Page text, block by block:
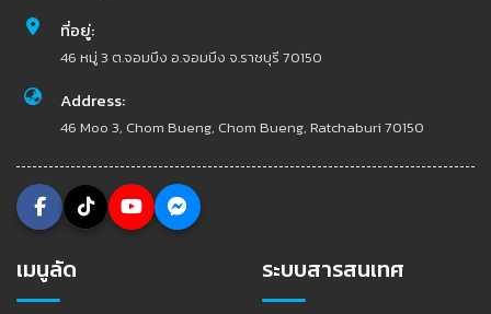
ที่อยู่:
46 หมู่ 3 ต.จอมบึง อ.จอมบึง จ.ราชบุรี 70150
Address:
46 Moo 3, Chom Bueng, Chom Bueng, Ratchaburi 70150
เมนูลัด ระบบสารสนเทศ